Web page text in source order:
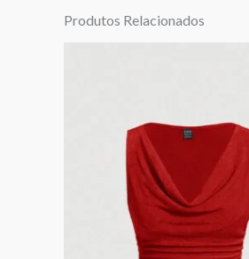
Produtos Relacionados